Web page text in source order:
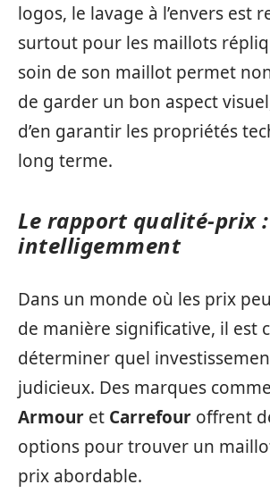
logos, le lavage à l’envers est
surtout pour les maillots
soin de son maillot permet
de garder un bon aspect
d’en garantir les propriétés
long terme.
Le rapport qualité-prix
intelligemment
Dans un monde où les prix
de manière significative, il est
déterminer quel
judicieux. Des marques comme
Armour et Carrefour offrent
options pour trouver un
prix abordable.